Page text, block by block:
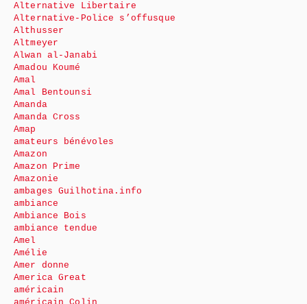
Alternative Libertaire
Alternative-Police s’offusque
Althusser
Altmeyer
Alwan al-Janabi
Amadou Koumé
Amal
Amal Bentounsi
Amanda
Amanda Cross
Amap
amateurs bénévoles
Amazon
Amazon Prime
Amazonie
ambages Guilhotina.info
ambiance
Ambiance Bois
ambiance tendue
Amel
Amélie
Amer donne
America Great
américain